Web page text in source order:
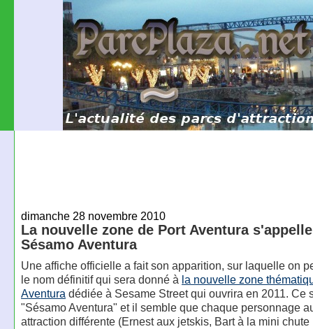
dimanche 28 novembre 2010
La nouvelle zone de Port Aventura
Sésamo Aventura
Une affiche officielle a fait son apparition, sur laquelle on
le nom définitif qui sera donné à la nouvelle zone
Aventura dédiée à Sesame Street qui ouvrira en 2011. Ce
"Sésamo Aventura" et il semble que chaque personnage
attraction différente (Ernest aux jetskis, Bart à la mini chute